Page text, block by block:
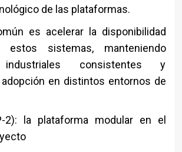
de las plataformas.
es acelerar la disponibilidad
estos sistemas, manteniendo
industriales consistentes y
en distintos entornos de
2): la plataforma modular en el